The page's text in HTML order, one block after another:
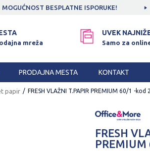
MOGUĆNOST BESPLATNE ISPORUKE!
mreža
UVEK
Samo za
PRODAJNA MESTA KONTAKT
papir FRESH VLAŽNI T.PAPIR PREMIUM 60/1 -kod
FRESH